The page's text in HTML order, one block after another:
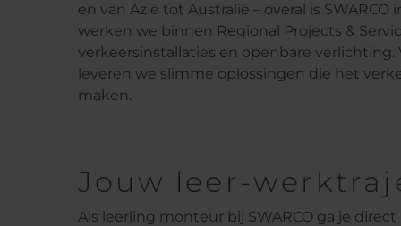
en van Azië tot Australië – overal is
werken we binnen Regional Projects &
verkeersinstallaties en openbare verlichting.
leveren we slimme oplossingen die het
maken.
Jouw leer-
Als leerling monteur bij SWARCO ga je